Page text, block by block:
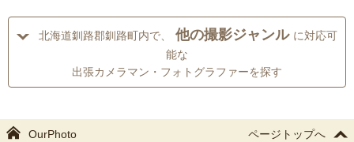
北海道釧路郡釧路町内で、 他の撮影ジャンル に対応可
能な
出張カメラマン・フォトグラファーを探す
OurPhoto ページトップへ